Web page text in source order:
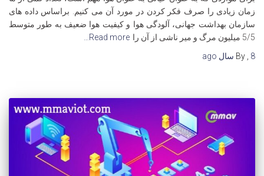
زمان زیادی را صرف فکر کردن در مورد آن می کنیم. براساس داده های
سازمان بهداشت جهانی، آلودگی هوا و کیفیت هوا ضعیف به طور متوسط
5/5 میلیون مرگ و میر ناشی از آن را
Read more…
By , 8 سال